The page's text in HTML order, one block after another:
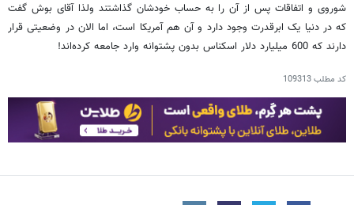
شوروی و اتفاقات پس از آن را به حساب خودشان گذاشتند ولذا آقای بوش گفت
که در دنیا یک ابرقدرت وجود دارد و آن هم آمریکا است، اما الان در وضعیتی قرار
دارند که 600 میلیارد دلار اسکناس بدون پشتوانه وارد جامعه کرده‌اند!
کد مطلب109313